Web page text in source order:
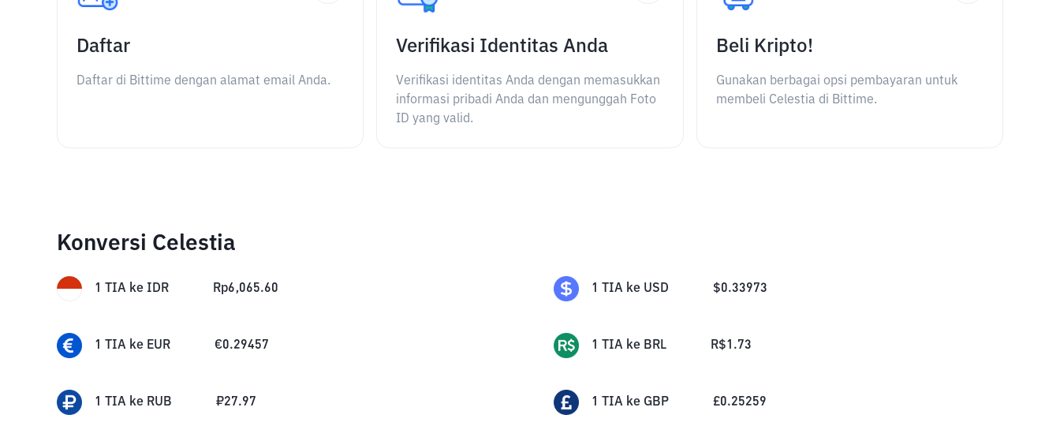
Daftar
Daftar di Bittime dengan alamat email Anda.
Verifikasi Identitas Anda
Verifikasi identitas Anda dengan memasukkan
informasi pribadi Anda dan mengunggah Foto
ID yang valid.
Beli Kripto!
Gunakan berbagai opsi pembayaran untuk
membeli Celestia di Bittime.
Konversi Celestia
1 TIA ke IDR Rp6,065.60 1 TIA ke USD $0.33973
1 TIA ke EUR €0.29457 1 TIA ke BRL R$1.73
1 TIA ke RUB ₽27.97 1 TIA ke GBP £0.25259